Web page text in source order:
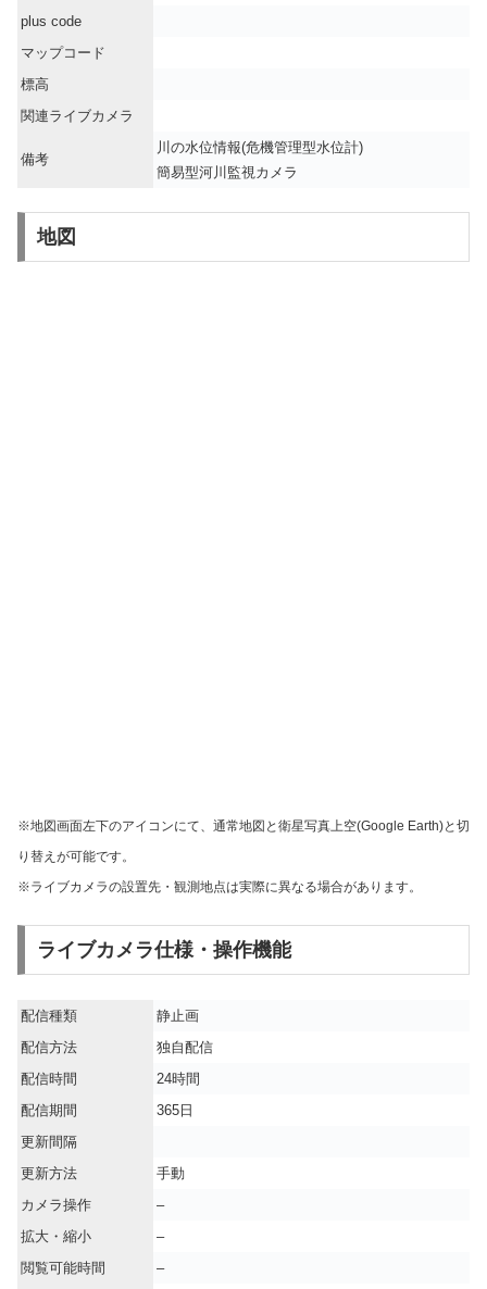
plus code
マップコード
標高
関連ライブカメラ
備考
川の水位情報(危機管理型水位計)
簡易型河川監視カメラ
地図
※地図画面左下のアイコンにて、通常地図と衛星写真上空(Google Earth)と切
り替えが可能です。
※ライブカメラの設置先・観測地点は実際に異なる場合があります。
ライブカメラ仕様・操作機能
配信種類
静止画
配信方法
独自配信
配信時間
24時間
配信期間
365日
更新間隔
更新方法
手動
カメラ操作
–
拡大・縮小
–
閲覧可能時間
–